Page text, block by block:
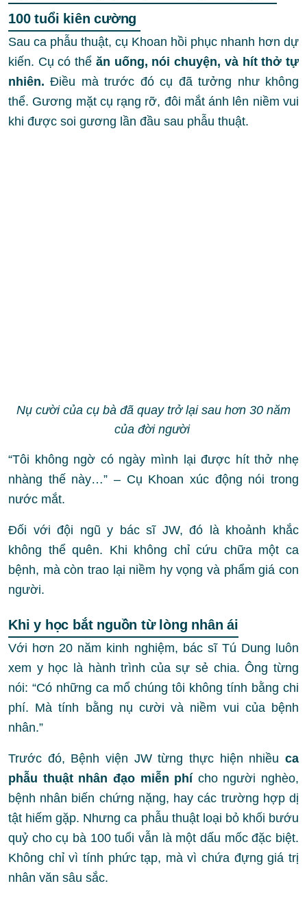
100 tuổi kiên cường
Sau ca phẫu thuật, cụ Khoan hồi phục nhanh hơn dự
kiến. Cụ có thể ăn uống, nói chuyện, và hít thở tự
nhiên.Điều mà trước đó cụ đã tưởng như không
thể. Gương mặt cụ rạng rỡ, đôi mắt ánh lên niềm vui
khi được soi gương lần đầu sau phẫu thuật.
Nụ cười của cụ bà đã quay trở lại sau hơn 30 năm
của đời người
“Tôi không ngờ có ngày mình lại được hít thở nhẹ
nhàng thế này…” – Cụ Khoan xúc động nói trong
nước mắt.
Đối với đội ngũ y bác sĩ JW, đó là khoảnh khắc
không thể quên. Khi không chỉ cứu chữa một ca
bệnh, mà còn trao lại niềm hy vọng và phẩm giá con
người.
Khi y học bắt nguồn từ lòng nhân ái
Với hơn 20 năm kinh nghiệm, bác sĩ Tú Dung luôn
xem y học là hành trình của sự sẻ chia.Ông từng
nói: “Có những ca mổ chúng tôi không tính bằng chi
phí. Mà tính bằng nụ cười và niềm vui của bệnh
nhân.”
Trước đó, Bệnh viện JW từng thực hiện nhiều ca
phẫu thuật nhân đạo miễn phícho người nghèo,
bệnh nhân biến chứng nặng, hay các trường hợp dị
tật hiếm gặp. Nhưng ca phẫu thuật loại bỏ khối bướu
quỷ cho cụ bà 100 tuổi vẫn là một dấu mốc đặc biệt.
Không chỉ vì tính phức tạp, mà vì chứa đựng giá trị
nhân văn sâu sắc.